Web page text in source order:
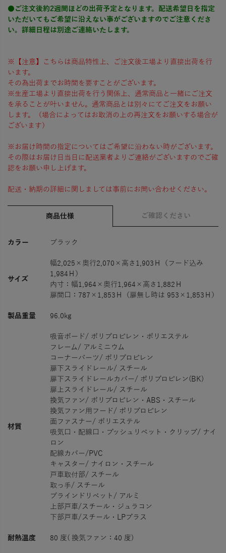
●ご注文後約2週間ほどの出荷予定となります。配送希望日を指定
いただいてもご希望に沿えない事がございますのでご注意くださ
い。詳細日程は別途ご連絡いたします。
※【注意】こちらは商品特性上、ご注文後工場より直接出荷を行
います。
その為出荷までお時間を要すことがございます。
※生産工場より直接出荷を行う関係上、通常商品と一緒にご注文
を承ることが叶いません。通常商品とは別々にてご注文をお願い
します。（場合によってはお取消の上の再注文をお願いする場合が
ございます）
※お届け時間の指定についてはご希望に沿わない時がございます。
その際はお届け日当日に配送業者よりご連絡がございますのでご確
認をお願い申し上げます。
配送・納期の詳細に関しましては事前にお問い合わせください。
商品仕様 ご確認ください
カラー ブラック
サイズ
幅2,025×奥行2,070×高さ1,903Ｈ（フード込み
1,984Ｈ）
内寸：幅1,964×奥行1,964×高さ1,882Ｈ
扉間口：787×1,853Ｈ（扉無し時は 953×1,853Ｈ）
製品重量 96.0kg
材質
吸音ボード/ ポリプロピレン・ポリエステル
フレーム/ アルミニウム
コーナーパーツ/ ポリプロピレン
扉下スライドレール/ スチール
扉下スライドレールカバー/ ポリプロピレン(BK)
扉上スライドレール/ スチール
換気ファン/ ポリプロピレン・ABS・スチール
換気ファン用フード/ ポリプロピレン
面ファスナー/ ポリエステル
吸気口・配線口・プッシュリベット・クリップ/ ナイ
ロン
配線カバー/PVC
キャスター/ ナイロン・スチール
戸車取付部/ スチール
取っ手/ スチール
ブラインドリベット/ アルミ
上部戸車/スチール・ジュラコン
下部戸車/スチール・LPプラス
耐熱温度 80 度( 換気ファン：40 度)